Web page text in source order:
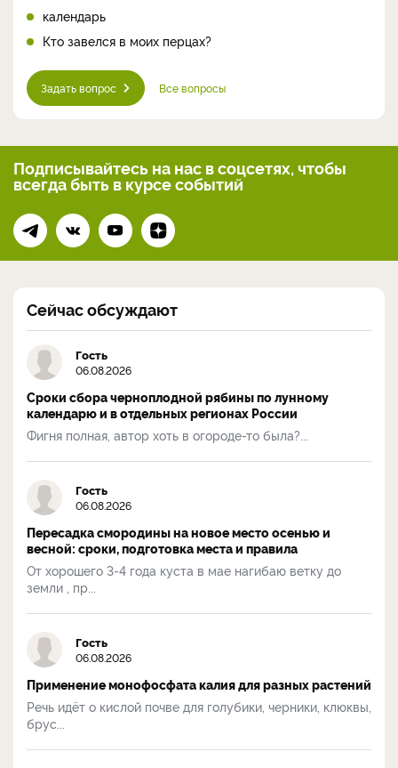
календарь
Кто завелся в моих перцах?
Задать вопрос Все вопросы
Подписывайтесь на нас в соцсетях, чтобы
всегдабыть в курсе событий
Сейчас обсуждают
Гость
06.08.2026
Сроки сбора черноплодной рябины по лунному
календарю и в отдельных регионах России
Фигня полная, автор хоть в огороде-то была?...
Гость
06.08.2026
Пересадка смородины на новое место осенью и
весной: сроки, подготовка места и правила
От хорошего 3-4 года куста в мае нагибаю ветку до
земли , пр...
Гость
06.08.2026
Применение монофосфата калия для разных растений
Речь идёт о кислой почве для голубики, черники, клюквы,
брус...